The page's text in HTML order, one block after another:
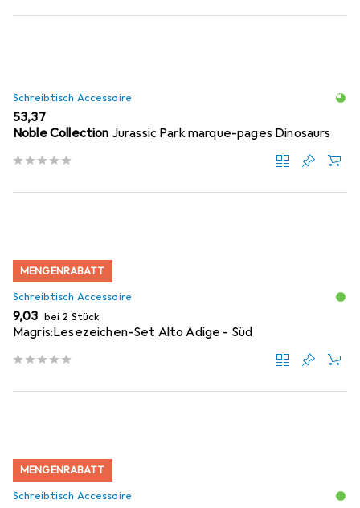
Schreibtisch Accessoire
EUR
53,37
Noble Collection Jurassic Park marque-pages Dinosaurs
MENGENRABATT
Schreibtisch Accessoire
EUR
9,03 bei 2 Stück
Magris:Lesezeichen-Set Alto Adige - Süd
MENGENRABATT
Schreibtisch Accessoire